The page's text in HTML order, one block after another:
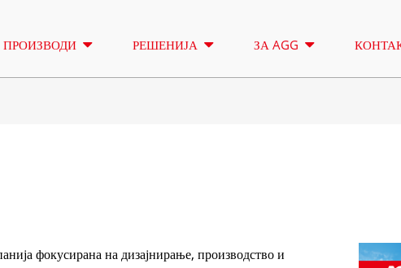
ПРОИЗВОДИ
СЕРИЈА P 10-220 KVA
РЕШЕНИЈА ЗА AGG
фокусирана на дизајнирање, производство и